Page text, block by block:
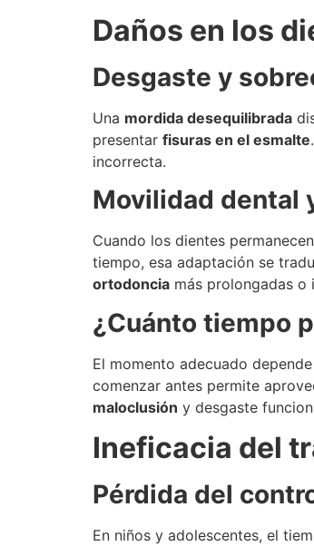
Daños en los
Desgaste y
Una mordida desequilibrada
presentar fisuras en el esmalte
incorrecta.
Movilidad dental
Cuando los dientes
tiempo, esa adaptación se
ortodoncia más prolongadas
¿Cuánto tiempo
El momento adecuado
comenzar antes permite
maloclusión y desgaste
Ineficacia del
Pérdida del
En niños y adolescentes, el